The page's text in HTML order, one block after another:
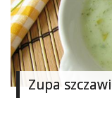
Konkursy
Recenzje
Studniówka
Dodaj
«
Zupa